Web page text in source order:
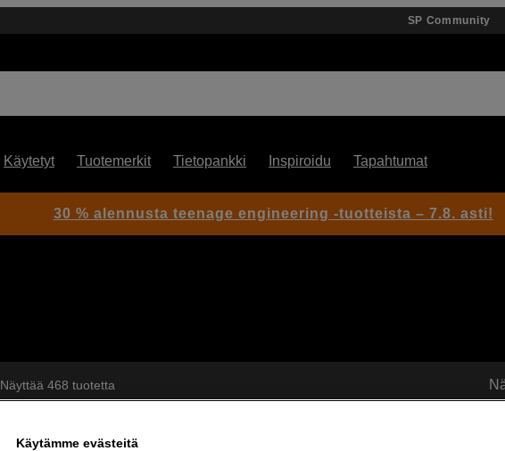
SP Community
Käytetyt Tuotemerkit Tietopankki Inspiroidu Tapahtumat
Näyttää 468 tuotetta
30 % alennusta teenage engineering -tuotteista – 7.8. asti!
Käytämme evästeitä